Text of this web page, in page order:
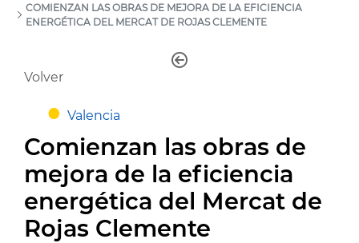
COMIENZAN LAS OBRAS DE MEJORA DE LA EFICIENCIA
ENERGÉTICA DEL MERCAT DE ROJAS CLEMENTE
Volver
Valencia
Comienzan las obras de
mejora de la eficiencia
energética del Mercat de
Rojas Clemente